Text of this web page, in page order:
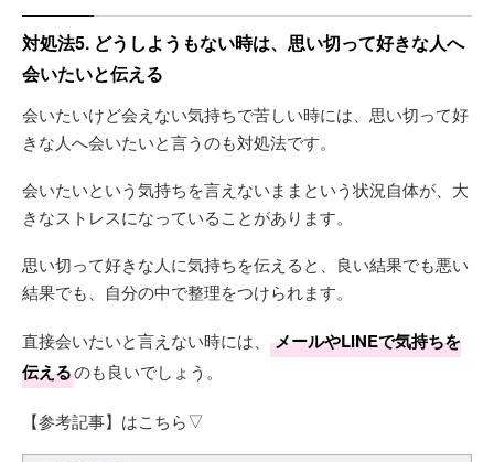
対処法5. どうしようもない時は、思い切って好きな人へ
会いたいと伝える
会いたいけど会えない気持ちで苦しい時には、思い切って好
きな人へ会いたいと言うのも対処法です。
会いたいという気持ちを言えないままという状況自体が、大
きなストレスになっていることがあります。
思い切って好きな人に気持ちを伝えると、良い結果でも悪い
結果でも、自分の中で整理をつけられます。
直接会いたいと言えない時には、
メールやLINEで気持ちを
伝えるのも良いでしょう。
【参考記事】はこちら▽